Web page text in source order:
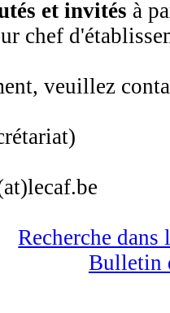
et invités à
chef
veuillez
Recherche
Bulletin